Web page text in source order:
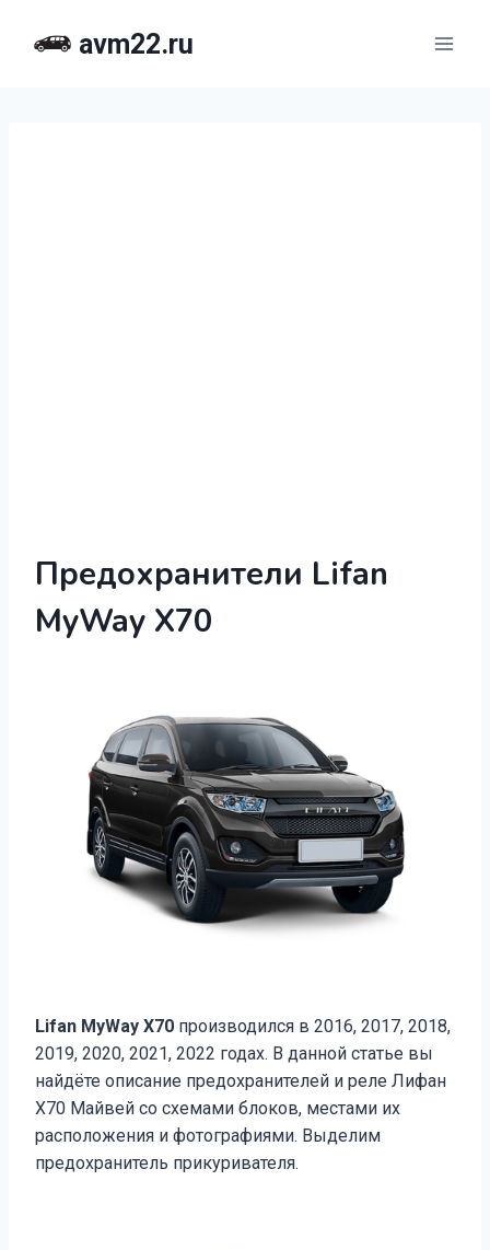
avm22.ru
Предохранители Lifan
MyWay Х70
Lifan MyWay Х70 производился в 2016, 2017, 2018,
2019, 2020, 2021, 2022 годах. В данной статье вы
найдёте описание предохранителей и реле Лифан
Х70 Майвей со схемами блоков, местами их
расположения и фотографиями. Выделим
предохранитель прикуривателя.